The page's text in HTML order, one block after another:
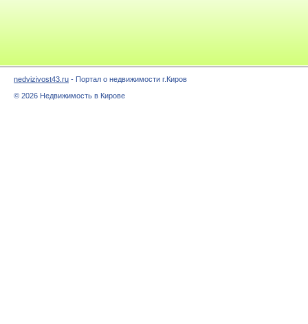
nedvizivost43.ru - Портал о недвижимости г.Киров
© 2026 Недвижимость в Кирове